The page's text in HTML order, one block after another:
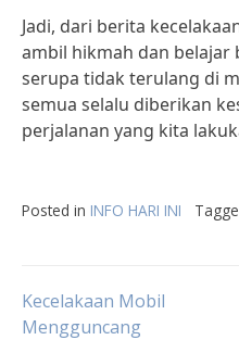
Jadi, dari berita
ambil hikmah dan belajar
serupa tidak terulang di
semua selalu diberikan
perjalanan yang kita
Posted in INFO HARI INI
Post
Kecelakaan Mobil
Mengguncang